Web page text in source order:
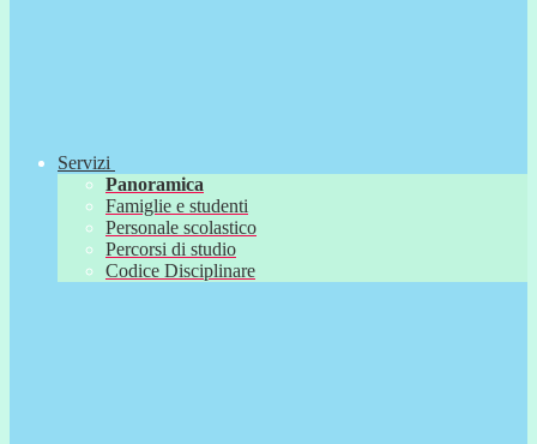
Servizi
Panoramica
Famiglie e studenti
Personale scolastico
Percorsi di studio
Codice Disciplinare